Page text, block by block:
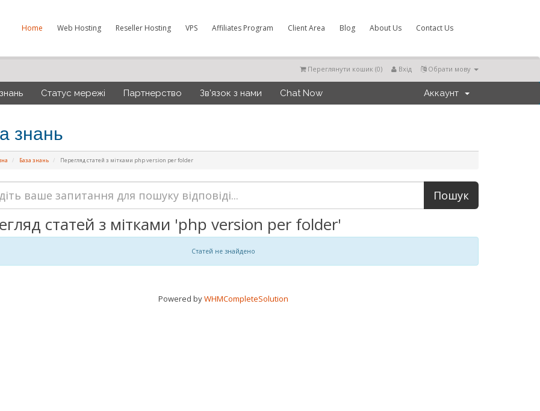
Home Web Hosting Reseller Hosting VPS Affiliates Program Client Area Blog About Us Contact Us
Обрати мову
Вхід
Переглянути кошик (0)
Статус мережі Партнерство Зв'язок з нами Chat Now Аккаунт
знань
База знань Перегляд статей з мітками php version per folder
статей з мітками 'php version per folder'
Статей не знайдено
Powered byWHMCompleteSolution